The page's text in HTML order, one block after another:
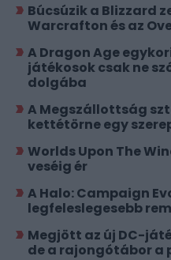
Búcsúzik a Blizzard
Warcrafton és az
A Dragon Age
játékosok csak ne
dolgába
A Megszállottság
kettétörne egy
Worlds Upon The
veséig ér
A Halo: Campaign
legfeleslegesebb
Megjött az új DC-
de a rajongótábor a